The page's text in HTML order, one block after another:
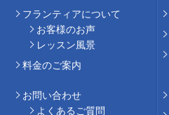
フランティアについて
お客様のお声
レッスン風景
料⾦のご案内
お問い合わせ
よくあるご質問